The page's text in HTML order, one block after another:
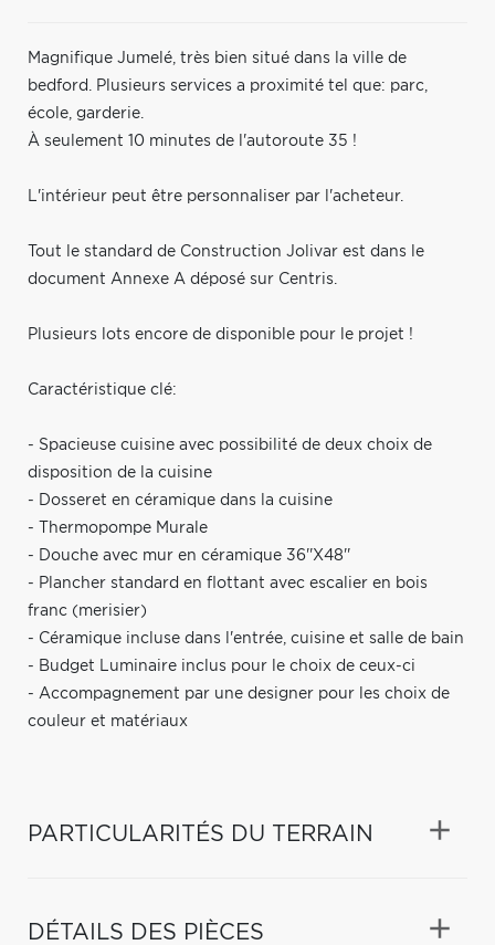
Magnifique Jumelé, très bien situé dans la ville de
bedford. Plusieurs services a proximité tel que: parc,
école, garderie.
À seulement 10 minutes de l'autoroute 35 !
L'intérieur peut être personnaliser par l'acheteur.
Tout le standard de Construction Jolivar est dans le
document Annexe A déposé sur Centris.
Plusieurs lots encore de disponible pour le projet !
Caractéristique clé:
- Spacieuse cuisine avec possibilité de deux choix de
disposition de la cuisine
- Dosseret en céramique dans la cuisine
- Thermopompe Murale
- Douche avec mur en céramique 36''X48''
- Plancher standard en flottant avec escalier en bois
franc (merisier)
- Céramique incluse dans l'entrée, cuisine et salle de bain
- Budget Luminaire inclus pour le choix de ceux-ci
- Accompagnement par une designer pour les choix de
couleur et matériaux
PARTICULARITÉS DU TERRAIN
DÉTAILS DES PIÈCES